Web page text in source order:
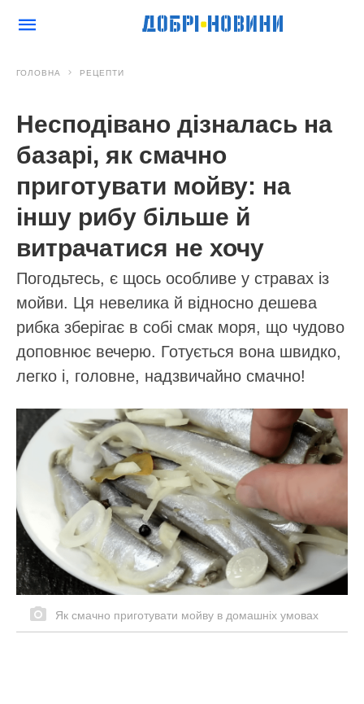
ГОЛОВНА РЕЦЕПТИ
Несподівано дізналась на
базарі, як смачно
приготувати мойву: на
іншу рибу більше й
витрачатися не хочу
Погодьтесь, є щось особливе у стравах із
мойви. Ця невелика й відносно дешева
рибка зберігає в собі смак моря, що чудово
доповнює вечерю. Готується вона швидко,
легко і, головне, надзвичайно смачно!
Як смачно приготувати мойву в домашніх умовах